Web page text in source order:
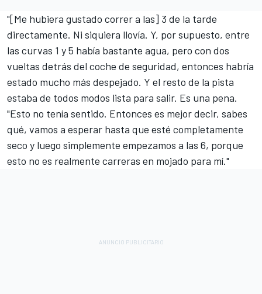
"[Me hubiera gustado correr a las] 3 de la tarde
directamente. Ni siquiera llovía. Y, por supuesto, entre
las curvas 1 y 5 había bastante agua, pero con dos
vueltas detrás del coche de seguridad, entonces habría
estado mucho más despejado. Y el resto de la pista
estaba de todos modos lista para salir. Es una pena.
"Esto no tenía sentido. Entonces es mejor decir, sabes
qué, vamos a esperar hasta que esté completamente
seco y luego simplemente empezamos a las 6, porque
esto no es realmente carreras en mojado para mí."